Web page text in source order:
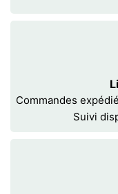
Commandes
Suivi